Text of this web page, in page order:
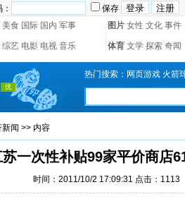
保存
美食 国际 国内 军事 图片 女性 文化 事件
综艺 电影 电视 音乐 体育 文学 探索 奇闻
热门搜索： 网页游戏 火箭
新闻 >> 内容
苏一次性补贴99家平价商店
时间：2011/10/2 17:09:31 点击： 1113